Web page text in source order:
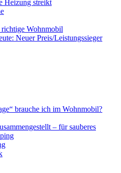
Heizung streikt
richtige Wohnmobil
Neuer Preis/Leistungssieger
brauche ich im Wohnmobil?
– für sauberes